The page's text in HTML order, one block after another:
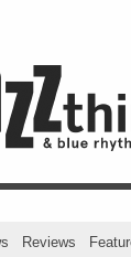
Reviews